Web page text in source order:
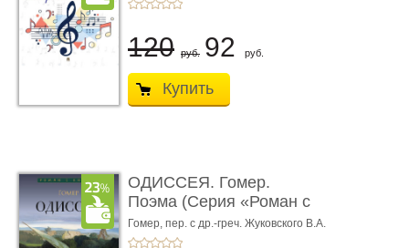
120 руб. 92 руб.
Купить
ОДИССЕЯ. Гомер.
Поэма (Серия «Роман с
книгой»)
Гомер, пер. с др.-греч. Жуковского В.А.